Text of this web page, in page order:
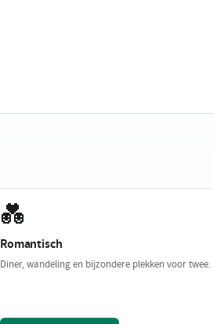
💑
Romantisch
Diner, wandeling en bijzondere plekken voor twee.